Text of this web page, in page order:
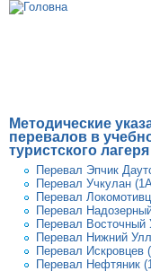
Методические
перевалов в
туристского
Перевал Эпчик
Перевал Учкулан
Перевал
Перевал
Перевал Восточный
Перевал Нижний
Перевал Искровцев
Перевал Нефтяник